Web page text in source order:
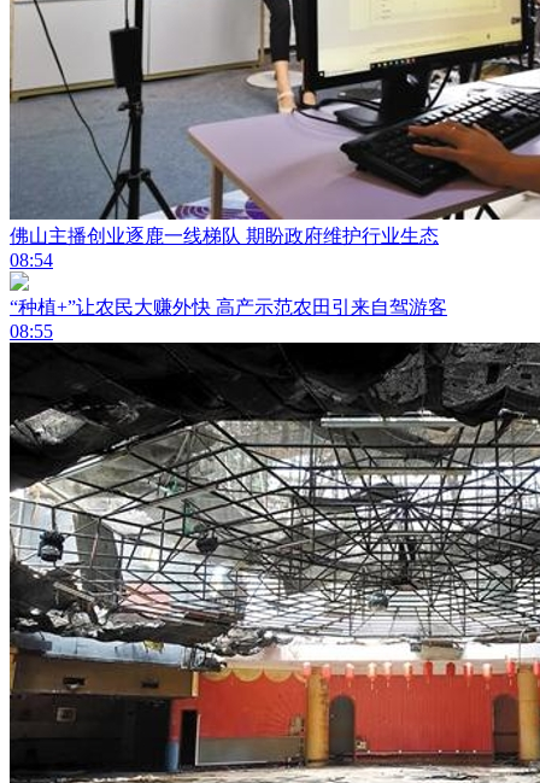
佛山主播创业逐鹿一线梯队 期盼政府维护行业生态
08:54
“种植+”让农民大赚外快 高产示范农田引来自驾游客
08:55